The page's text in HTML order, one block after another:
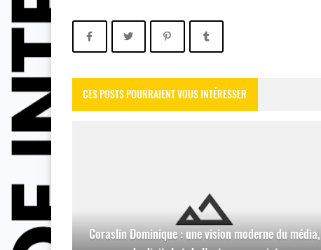
CES POSTS POURRAIENT VOUS INTÉRESSER
Coraslin Dominique : une vision moderne du média,